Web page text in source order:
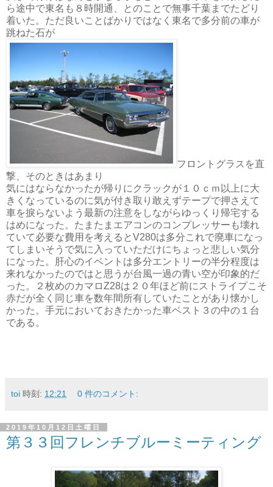
ら途中で東名も８時開通、とのことで無事千葉までたどり
着いた。ただ良いことばかりではなく東名で多分前の車が
跳ねた石が
フロントグラスを直
撃、そのときはあまり
気にはならなかったが帰りにクラックが１０ｃｍ以上に大
きくなっているのに気が付き取り敢えずテープで押さえて
車を捩らないよう最新の注意をしながらゆっくり帰宅する
はめになった。たまたまエアコンのコンプレッサーも壊れ
ていて必要な費用を考えるとV280は多分これで廃車になっ
てしまいそうで気に入っていただけにちょっと悲しい気分
になった。肝心のイベントは多分エントリーの半分程度は
来れなかったのではと思うが台風一過の青い空が印象的だ
った。２枚めのカマロZ28は２０年ほど前にストライプこそ
赤だが全く同じ車を数年間所有していたことがあり懐かし
かった。手元においておきたかった車ベスト３の中の１台
である。
toi 時刻: 12:21 0 件のコメント:
2019年10月12日土曜日
第３３回フレンチブルーミーティング